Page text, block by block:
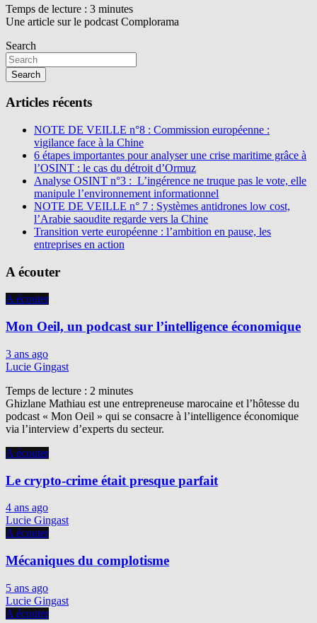
Temps de lecture : 3 minutes
Une article sur le podcast Complorama
Search
Search
Articles récents
NOTE DE VEILLE n°8 : Commission européenne :
vigilance face à la Chine
6 étapes importantes pour analyser une crise maritime grâce à
l’OSINT : le cas du détroit d’Ormuz
Analyse OSINT n°3 : L’ingérence ne truque pas le vote, elle
manipule l’environnement informationnel
NOTE DE VEILLE n° 7 : Systèmes antidrones low cost,
l’Arabie saoudite regarde vers la Chine
Transition verte européenne : l’ambition en pause, les
entreprises en action
A écouter
A écouter
Mon Oeil, un podcast sur l’intelligence économique
3 ans ago
Lucie Gingast
Temps de lecture : 2 minutes
Ghizlane Mathiau est une entrepreneuse marocaine et l’hôtesse du
podcast « Mon Oeil » qui se consacre à l’intelligence économique
via l’interview d’experts du secteur.
A écouter
Le crypto-crime était presque parfait
4 ans ago
Lucie Gingast
A écouter
Mécaniques du complotisme
5 ans ago
Lucie Gingast
A écouter